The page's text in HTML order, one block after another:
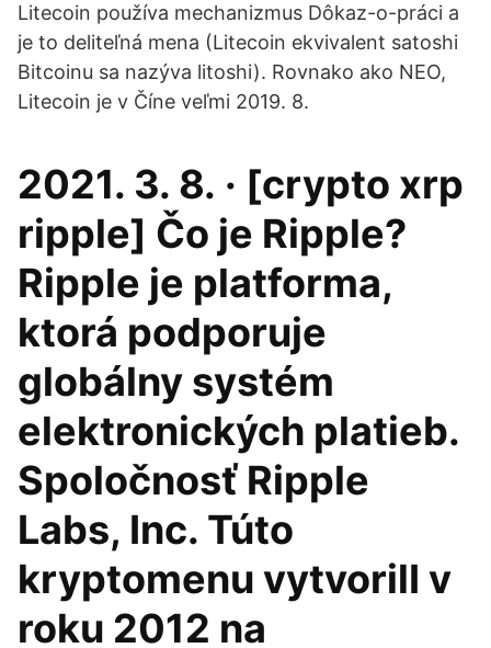
Litecoin používa mechanizmus Dôkaz-o-práci a
je to deliteľná mena (Litecoin ekvivalent satoshi
Bitcoinu sa nazýva litoshi). Rovnako ako NEO,
Litecoin je v Číne veľmi 2019. 8.
2021. 3. 8. · [crypto xrp
ripple] Čo je Ripple?
Ripple je platforma,
ktorá podporuje
globálny systém
elektronických platieb.
Spoločnosť Ripple
Labs, Inc. Túto
kryptomenu vytvorilI v
roku 2012 na